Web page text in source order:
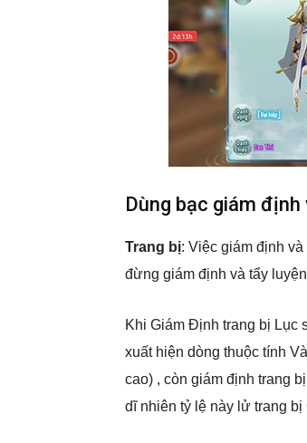
Dùng bạc giám
Trang bị: Việc giám định
đừng giám định và tẩy
Khi Giám Định trang bị Lục
xuất hiện dòng thuộc tính
cao) , còn giám định trang
dĩ nhiên tỷ lệ này lử trang bị